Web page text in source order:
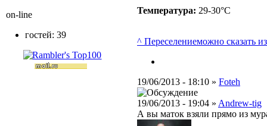
Температура: 29-30°C
^ Переселениеможно сказать
19/06/2013 - 18:10 » Foteh
19/06/2013 - 19:04 » Andrew-tig
А вы маток взяли прямо из
on-line
гостей: 39